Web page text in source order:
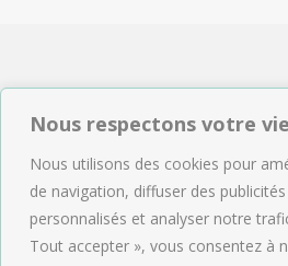
Nous respectons votre
Nous utilisons des cookies pour
de navigation, diffuser des
personnalisés et analyser notre
Tout accepter », vous consentez à
Tél :
Email :